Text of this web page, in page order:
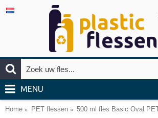
MENU
Home PET flessen 500 ml fles Basic Oval